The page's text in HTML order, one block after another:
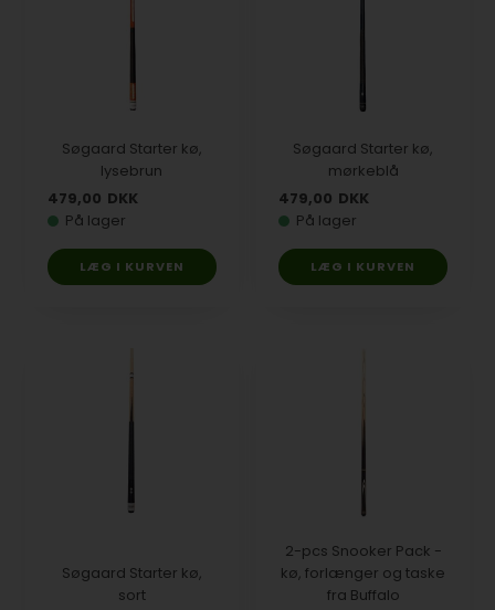
Søgaard Starter kø,
lysebrun
479,00 DKK
På lager
Søgaard Starter kø,
mørkeblå
479,00 DKK
På lager
Søgaard Starter kø,
sort
2-pcs Snooker Pack -
kø, forlænger og taske
fra Buffalo